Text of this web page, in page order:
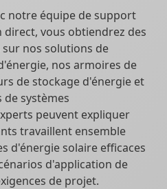
notre équipe de support
direct, vous obtiendrez des
nos solutions de
nos armoires de
de stockage d'énergie et
de systèmes
peuvent expliquer
travaillent ensemble
d'énergie solaire efficaces
d'application de
de projet.